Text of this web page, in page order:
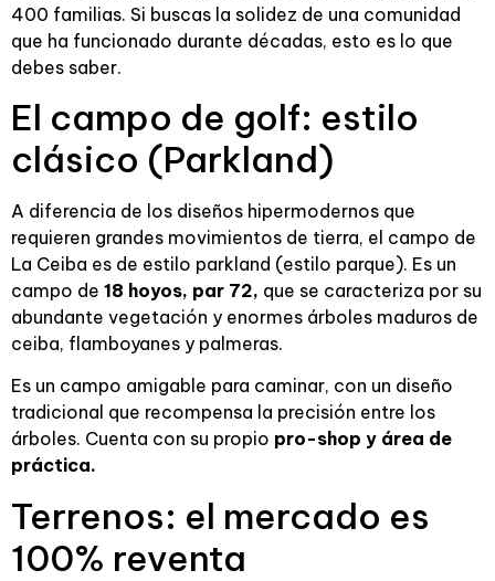
400 familias. Si buscas la solidez de una comunidad
que ha funcionado durante décadas, esto es lo que
debes saber.
El campo de golf: estilo
clásico (Parkland)
A diferencia de los diseños hipermodernos que
requieren grandes movimientos de tierra, el campo de
La Ceiba es de estilo parkland (estilo parque). Es un
campo de 18 hoyos, par 72, que se caracteriza por su
abundante vegetación y enormes árboles maduros de
ceiba, flamboyanes y palmeras.
Es un campo amigable para caminar, con un diseño
tradicional que recompensa la precisión entre los
árboles. Cuenta con su propio pro-shop y área de
práctica.
Terrenos: el mercado es
100% reventa